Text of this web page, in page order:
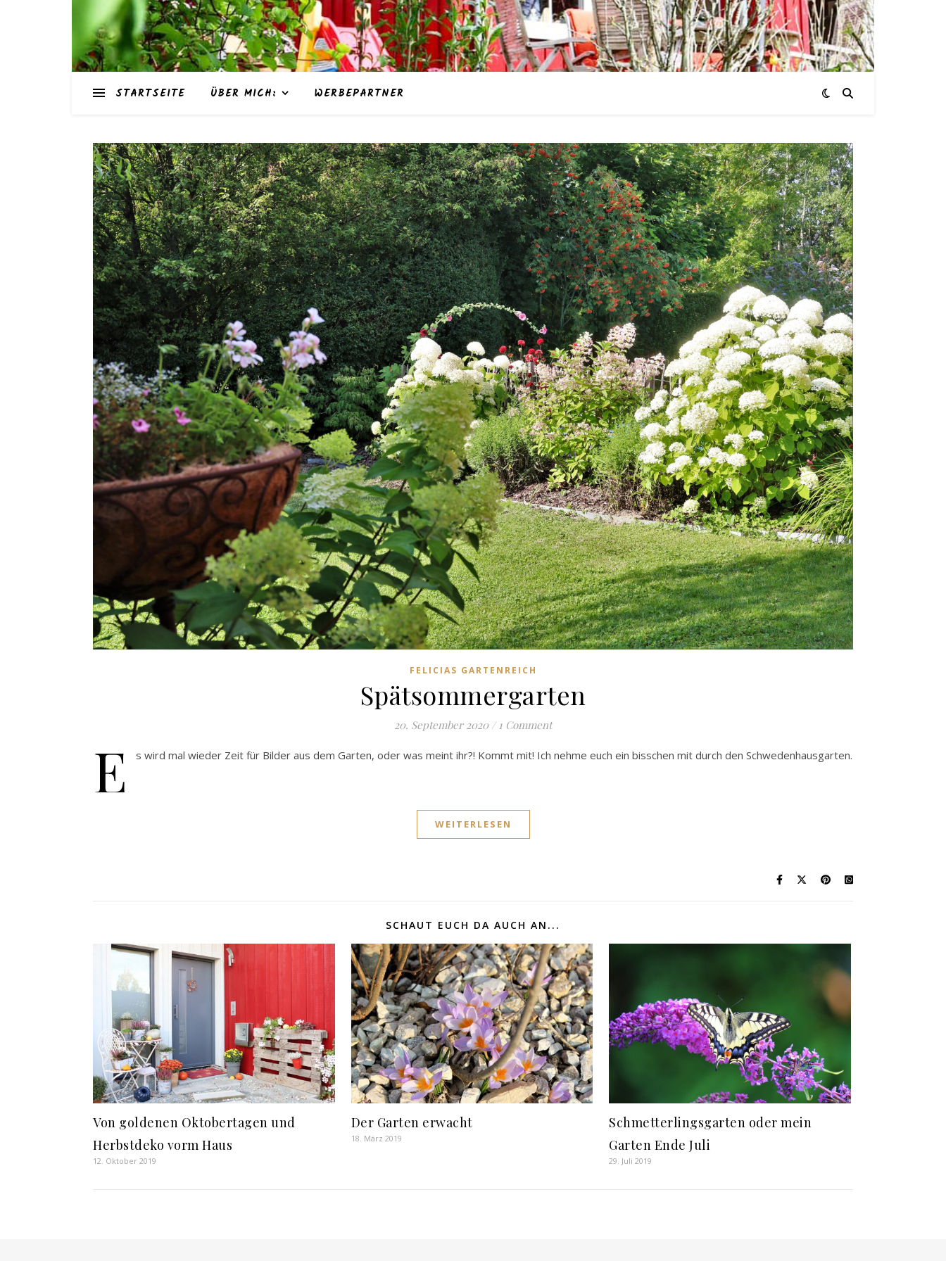
STARTSEITE ÜBER MICH: WERBEPARTNER
FELICIAS GARTENREICH
Spätsommergarten
20. September 2020 / 1 Comment
E s wird mal wieder Zeit für Bilder aus dem Garten, oder was meint ihr?! Kommt mit! Ich nehme euch ein bisschen mit durch den Schwedenhausgarten.
WEITERLESEN
SCHAUT EUCH DA AUCH AN...
Von goldenen Oktobertagen und
Herbstdeko vorm Haus
12. Oktober 2019
Der Garten erwacht
18. März 2019
Schmetterlingsgarten oder mein
Garten Ende Juli
29. Juli 2019